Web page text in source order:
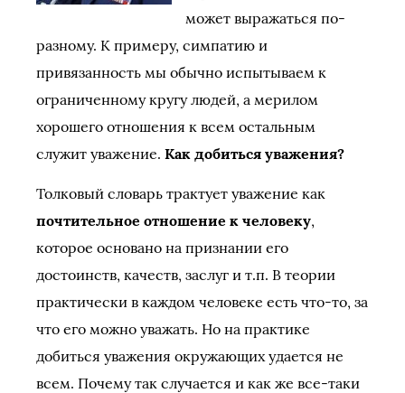
может выражаться по-
разному. К примеру, симпатию и
привязанность мы обычно испытываем к
ограниченному кругу людей, а мерилом
хорошего отношения к всем остальным
служит уважение. Как добиться уважения?
Толковый словарь трактует уважение как
почтительное отношение к человеку,
которое основано на признании его
достоинств, качеств, заслуг и т.п. В теории
практически в каждом человеке есть что-то, за
что его можно уважать. Но на практике
добиться уважения окружающих удается не
всем. Почему так случается и как же все-таки